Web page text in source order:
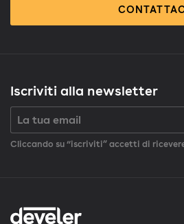
Iscriviti alla newsletter
Cliccando su “iscriviti” accetti di